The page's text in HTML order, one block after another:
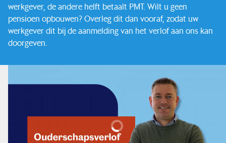
werkgever, de andere helft betaalt PMT. Wilt u geen
pensioen opbouwen? Overleg dit dan vooraf, zodat uw
werkgever dit bij de aanmelding van het verlof aan ons kan
doorgeven.